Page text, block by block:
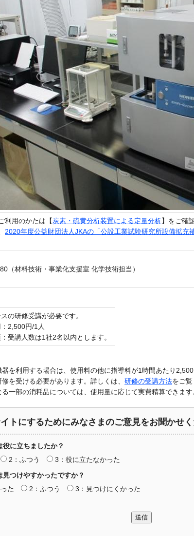
利用のかたは【炭素・硫黄分析装置による定量分析】をご確
2020年度公益財団法人JKAの「公設工業試験研究所設備拡充
（材料技術・事業化支援室 化学技術担当）
の研修受講が必要です。
2,500円/1人
受講人数は1社2名以内とします。
を利用する場合は、使用料の他に指導料が1時間あたり2,500
を受ける必要があります。詳しくは、 研修の受講方法をご覧
一部の消耗品については、使用量に応じて実費精算できます
トにするためにみなさまのご意見をお聞かせ
に立ちましたか？
2：ふつう
3：役に立たなかった
つけやすかったですか？
た
2：ふつう 3：見つけにくかった
送信